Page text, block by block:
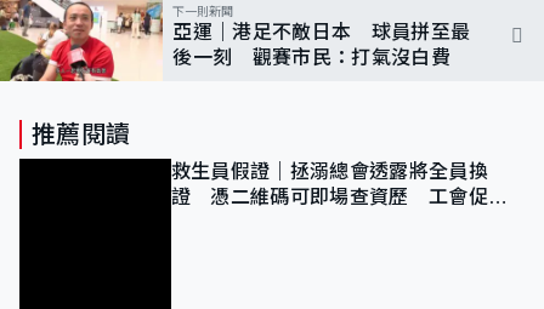
下一則新聞
亞運｜港足不敵日本 球員拼至最
後一刻 觀賽市民：打氣沒白費
推薦閱讀
救生員假證｜拯溺總會透露將全員換
證 憑二維碼可即場查資歷 工會促加